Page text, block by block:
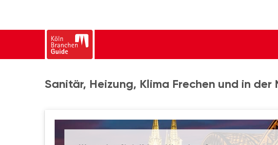
Sanitär, Heizung, Klima Frechen und in der